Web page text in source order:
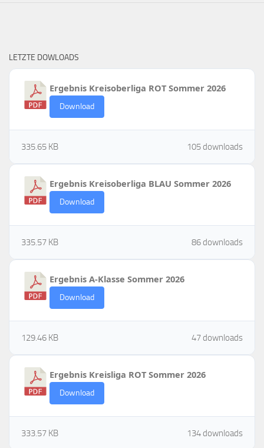
LETZTE DOWLOADS
Ergebnis Kreisoberliga ROT Sommer 2026
Download
105 downloads
335.65 KB
Ergebnis Kreisoberliga BLAU Sommer 2026
Download
86 downloads
335.57 KB
Ergebnis A-Klasse Sommer 2026
Download
47 downloads
129.46 KB
Ergebnis Kreisliga ROT Sommer 2026
Download
134 downloads
333.57 KB